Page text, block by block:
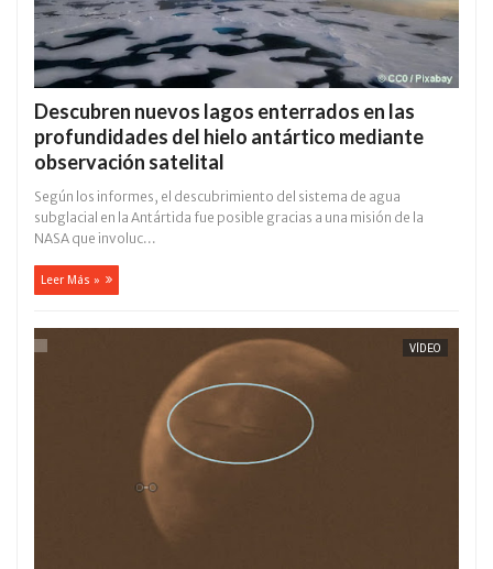
Descubren nuevos lagos enterrados en las
profundidades del hielo antártico mediante
observación satelital
Según los informes, el descubrimiento del sistema de agua
subglacial en la Antártida fue posible gracias a una misión de la
NASA que involuc...
Leer Más »
VÍDEO